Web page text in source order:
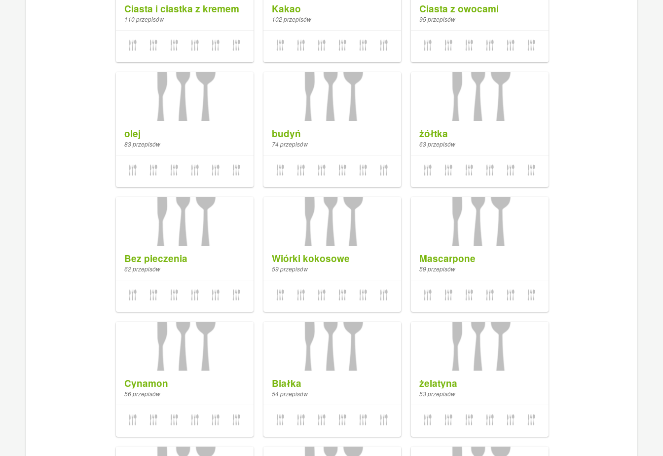
Ciasta i ciastka z kremem
110 przepisów
Kakao
102 przepisów
Ciasta z owocami
95 przepisów
olej
83 przepisów
budyń
74 przepisów
żółtka
63 przepisów
Bez pieczenia
62 przepisów
Wiórki kokosowe
59 przepisów
Mascarpone
59 przepisów
Cynamon
56 przepisów
Białka
54 przepisów
żelatyna
53 przepisów